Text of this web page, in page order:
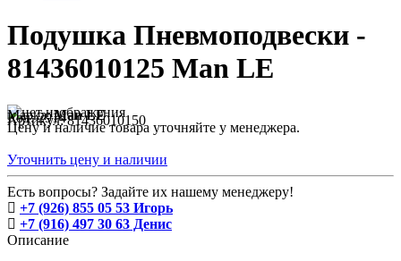
Подушка Пневмоподвески -
81436010125 Man LE
Марка:Man LE
Код:2914
Артикул:81436010150
Цену и наличие товара уточняйте у менеджера.
Уточнить цену и наличии
Есть вопросы? Задайте их нашему менеджеру!
+7 (926) 855 05 53 Игорь
+7 (916) 497 30 63 Денис
Описание